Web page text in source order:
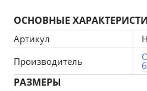
выдерживает повседневные
дизайн легко вписывается в
отдыха. Идеальна для
аксессуаров.
ОСНОВНЫЕ
Артикул
Производитель
РАЗМЕРЫ